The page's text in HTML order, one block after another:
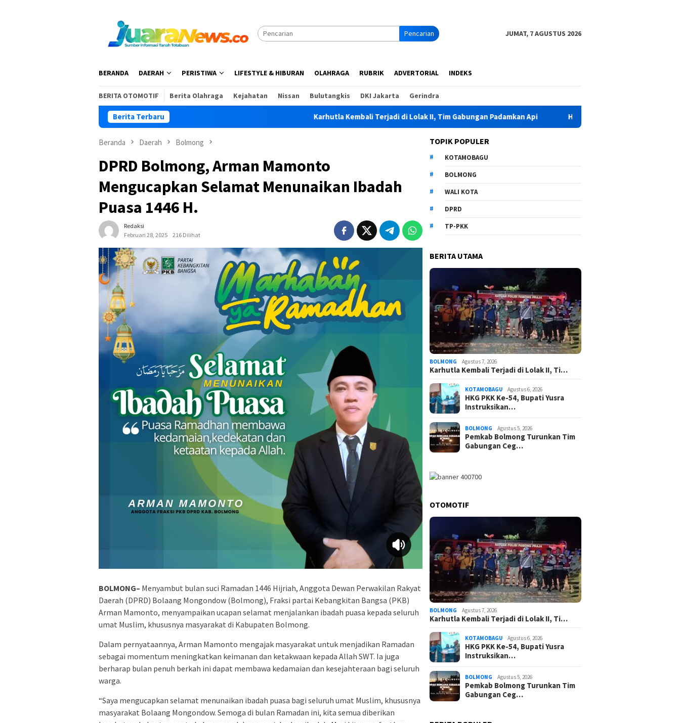
Pencarian JUMAT, 7 AGUSTUS 2026
BERANDA DAERAH PERISTIWA LIFESTYLE & HIBURAN OLAHRAGA RUBRIK ADVERTORIAL INDEKS
BERITA OTOMOTIF Berita Olahraga Kejahatan Nissan Bulutangkis DKI Jakarta Gerindra
Berita Terbaru Karhutla Kembali Terjadi di Lolak II, Tim Gabungan Padamkan Api HKG PKK Ke-54, Bupati Yusra Instruksikan
Beranda Daerah Bolmong
DPRD Bolmong, Arman Mamonto
Mengucapkan Selamat Menunaikan Ibadah
Puasa 1446 H.
Redaksi
Februari 28, 2025
216 Dilihat
BOLMONG– Menyambut bulan suci Ramadan 1446 Hijriah, Anggota Dewan Perwakilan Rakyat
Daerah (DPRD) Bolaang Mongondow (Bolmong), Fraksi partai Kebangkitan Bangsa (PKB)
Arman Mamonto, menyampaikan ucapan selamat menjalankan ibadah puasa kepada seluruh
umat Muslim, khususnya masyarakat di Kabupaten Bolmong.
Dalam pernyataannya, Arman Mamonto mengajak masyarakat untuk menjadikan Ramadan
sebagai momentum meningkatkan keimanan dan ketakwaan kepada Allah SWT. Ia juga
berharap bulan penuh berkah ini dapat membawa kedamaian dan kesejahteraan bagi seluruh
warga.
“Saya mengucapkan selamat menunaikan ibadah puasa bagi seluruh umat Muslim, khususnya
masyarakat Bolaang Mongondow. Semoga di bulan Ramadan ini, kita semua diberikan
TOPIK POPULER
KOTAMOBAGU
BOLMONG
WALI KOTA
DPRD
TP-PKK
BERITA UTAMA
BOLMONG Agustus 7, 2026
Karhutla Kembali Terjadi di Lolak II, Ti…
KOTAMOBAGU Agustus 6, 2026
HKG PKK Ke-54, Bupati Yusra
Instruksikan…
BOLMONG Agustus 5, 2026
Pemkab Bolmong Turunkan Tim
Gabungan Ceg…
OTOMOTIF
BOLMONG Agustus 7, 2026
Karhutla Kembali Terjadi di Lolak II, Ti…
KOTAMOBAGU Agustus 6, 2026
HKG PKK Ke-54, Bupati Yusra
Instruksikan…
BOLMONG Agustus 5, 2026
Pemkab Bolmong Turunkan Tim
Gabungan Ceg…